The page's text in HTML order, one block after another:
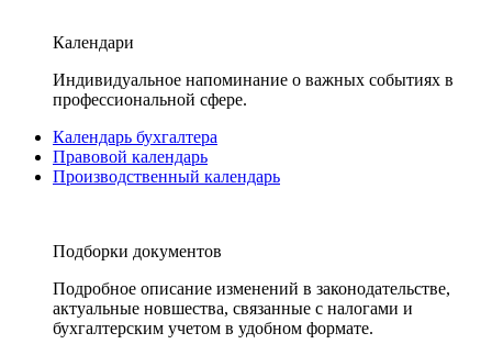
Календари
Индивидуальное напоминание о важных событиях в
профессиональной сфере.
Календарь бухгалтера
Правовой календарь
Производственный календарь
Подборки документов
Подробное описание изменений в законодательстве,
актуальные новшества, связанные с налогами и
бухгалтерским учетом в удобном формате.